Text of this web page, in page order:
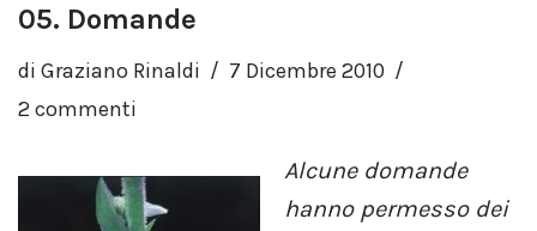
05. Domande
di Graziano Rinaldi
7 Dicembre 2010
2 commenti
Alcune domande
hanno permesso dei